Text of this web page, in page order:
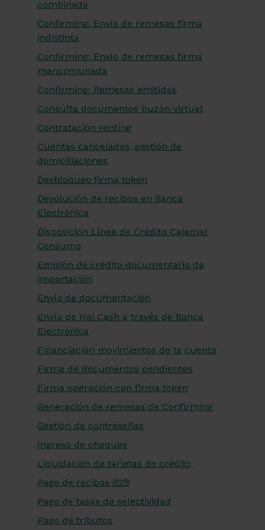
combinada
Confirming: Envío de remesas firma
indistinta
Confirming: Envío de remesas firma
mancomunada
Confirming: Remesas emitidas
Consulta documentos buzón virtual
Contratación renting
Cuentas canceladas, gestión de
domiciliaciones
Desbloqueo firma token
Devolución de recibos en Banca
Electrónica
Disposición Línea de Crédito Cajamar
Consumo
Emisión de crédito documentario de
importación
Envío de documentación
Envío de Hal Cash a través de Banca
Electrónica
Financiación movimientos de la cuenta
Firma de documentos pendientes
Firma operación con firma token
Generación de remesas de Confirming
Gestión de contraseñas
Ingreso de cheques
Liquidación de tarjetas de crédito
Pago de recibos B2B
Pago de tasas de selectividad
Pago de tributos